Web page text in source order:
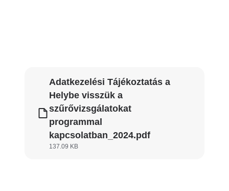
Adatkezelési Tájékoztatás a
Helybe visszük a
szűrővizsgálatokat
programmal
kapcsolatban_2024.pdf
137.09 KB